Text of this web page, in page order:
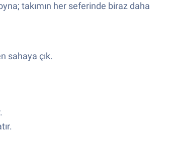
takımın her seferinde biraz daha
sahaya çık.